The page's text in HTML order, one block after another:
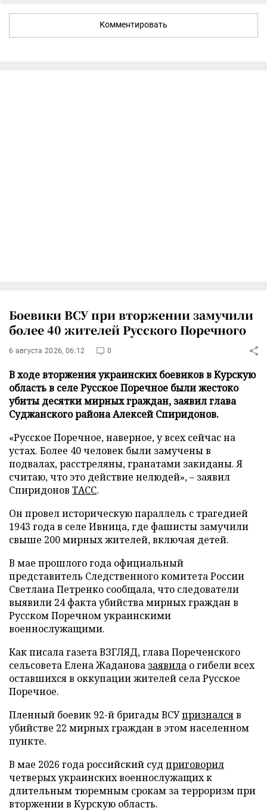
Комментировать
Боевики ВСУ при вторжении замучили
более 40 жителей Русского Поречного
6 августа 2026, 06:12 0
В ходе вторжения украинских боевиков в Курскую
область в селе Русское Поречное были жестоко
убиты десятки мирных граждан, заявил глава
Суджанского района Алексей Спиридонов.
«Русское Поречное, наверное, у всех сейчас на
устах. Более 40 человек были замучены в
подвалах, расстреляны, гранатами закиданы. Я
считаю, что это действие нелюдей», – заявил
Спиридонов ТАСС.
Он провел историческую параллель с трагедией
1943 года в селе Ивница, где фашисты замучили
свыше 200 мирных жителей, включая детей.
В мае прошлого года официальный
представитель Следственного комитета России
Светлана Петренко сообщала, что следователи
выявили 24 факта убийства мирных граждан в
Русском Поречном украинскими
военнослужащими.
Как писала газета ВЗГЛЯД, глава Пореченского
сельсовета Елена Жаданова заявила о гибели всех
оставшихся в оккупации жителей села Русское
Поречное.
Пленный боевик 92-й бригады ВСУпризналсяв
убийстве 22 мирных граждан в этом населенном
пункте.
В мае 2026 года российский суд приговорил
четверых украинских военнослужащих к
длительным тюремным срокам за терроризм при
вторжении в Курскую область.